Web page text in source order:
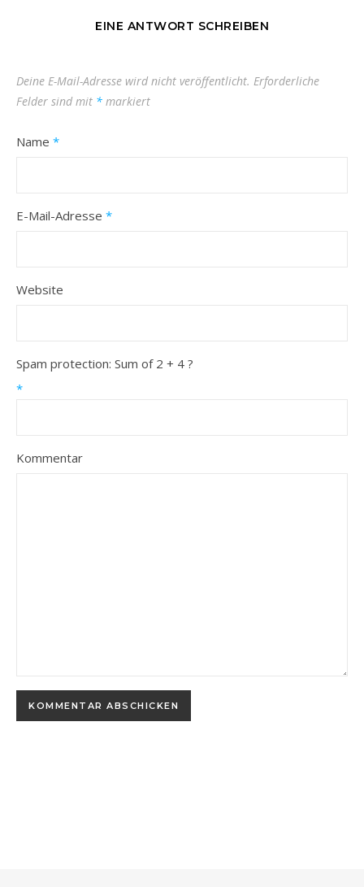
EINE ANTWORT SCHREIBEN
Deine E-Mail-Adresse wird nicht veröffentlicht. Erforderliche
Felder sind mit * markiert
Name *
E-Mail-Adresse *
Website
Spam protection: Sum of 2 + 4 ?
*
Kommentar